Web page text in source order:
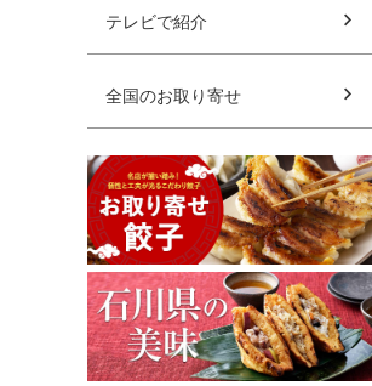
テレビで紹介
全国のお取り寄せ